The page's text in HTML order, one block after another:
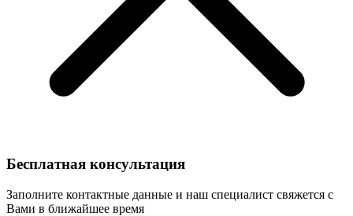
Бесплатная консультация
Заполните контактные данные и наш специалист свяжется с
Вами в ближайшее время